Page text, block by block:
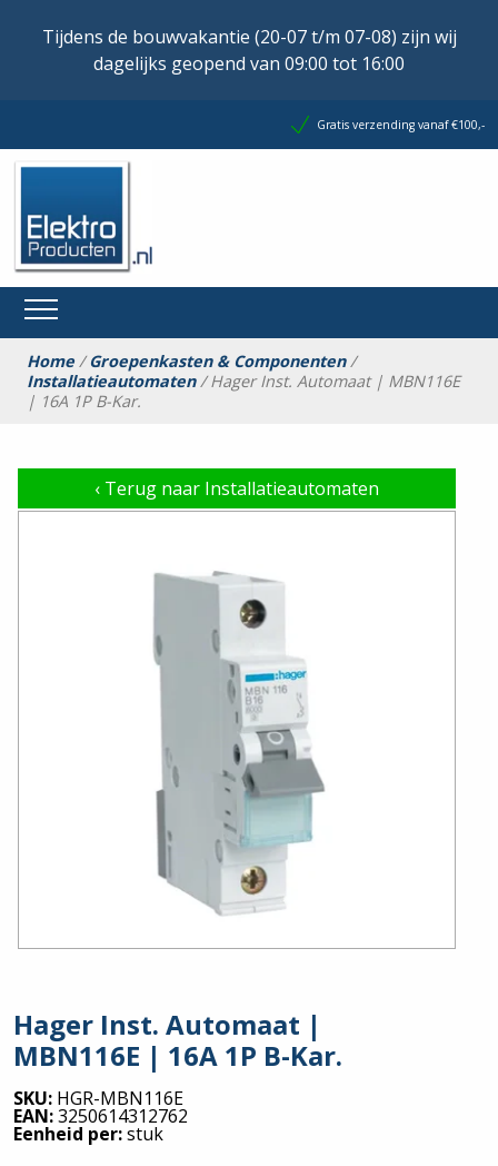
Tijdens de bouwvakantie (20-07 t/m 07-08) zijn wij
dagelijks geopend van 09:00 tot 16:00
Gratis verzending vanaf €100,-
Home/Groepenkasten & Componenten/
Installatieautomaten/ Hager Inst. Automaat | MBN116E
| 16A 1P B-Kar.
‹ Terug naar Installatieautomaten
Hager Inst. Automaat |
MBN116E | 16A 1P B-Kar.
SKU: HGR-MBN116E
EAN:3250614312762
Eenheid per:stuk